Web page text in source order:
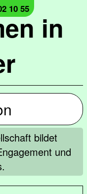
in
10 55
bildet
und